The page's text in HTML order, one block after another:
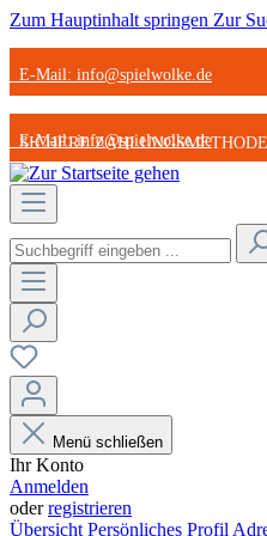
Zum Hauptinhalt springen Zur
E-Mail: info@spielwolke.de
SICHERE
STARK REDUZIERTE ARTIKEL
GÜNSTIGER VERSAND
E-Mail: info@spielwolke.de
SICHERE
STARK REDUZIERTE ARTIKEL
GÜNSTIGER VERSAND
Menü schließen
Ihr Konto
Anmelden
oderregistrieren
Übersicht Persönliches Profil